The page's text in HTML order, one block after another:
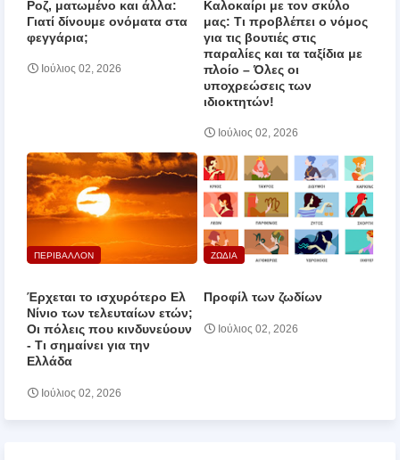
Ροζ, ματωμένο και άλλα:
Γιατί δίνουμε ονόματα στα
φεγγάρια;
Ιούλιος 02, 2026
Καλοκαίρι με τον σκύλο
μας: Τι προβλέπει ο νόμος
για τις βουτιές στις
παραλίες και τα ταξίδια με
πλοίο – Όλες οι
υποχρεώσεις των
ιδιοκτητών!
Ιούλιος 02, 2026
ΠΕΡΙΒΑΛΛΟΝ
Έρχεται το ισχυρότερο Ελ
Νίνιο των τελευταίων ετών;
Οι πόλεις που κινδυνεύουν
‑ Τι σημαίνει για την
Ελλάδα
Ιούλιος 02, 2026
ΖΩΔΙΑ
Προφίλ των ζωδίων
Ιούλιος 02, 2026